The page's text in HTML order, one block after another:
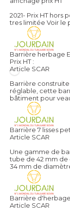
2021- Prix HT hors
tres limitée Voir le
Barrière herbage
Prix HT :
Article SCAR
Barrière
réglable, cette
bâtiment pour
Barrière 7 lisses
Article SCAR
Une gamme de
tube de 42 mm
34 mm de
Barrière d'herbage
Article SCAR